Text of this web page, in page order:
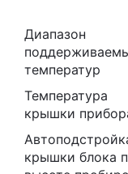
Диапазон
температур
Температура
крышки
крышки блока